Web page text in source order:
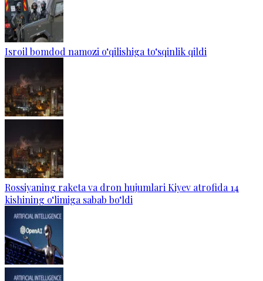
Isroil bomdod namozi o‘qilishiga to‘sqinlik qildi
Rossiyaning raketa va dron hujumlari Kiyev atrofida 14
kishining o‘limiga sabab bo‘ldi